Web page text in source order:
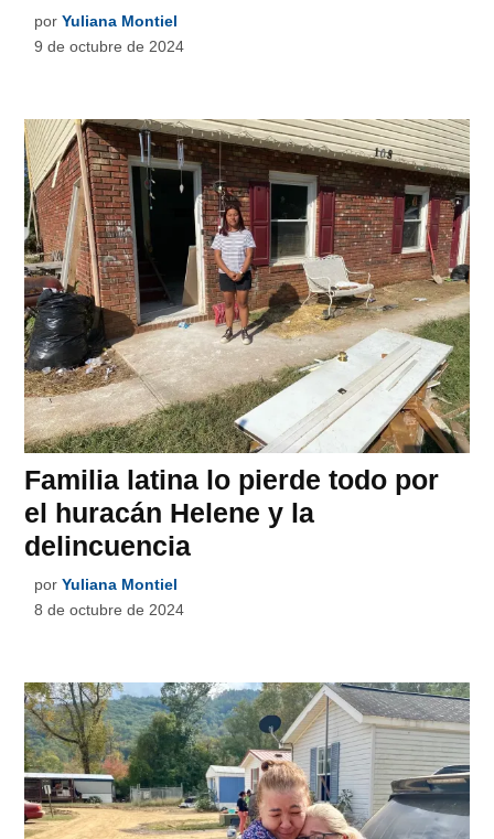
por Yuliana Montiel
9 de octubre de 2024
Familia latina lo pierde todo por
el huracán Helene y la
delincuencia
por Yuliana Montiel
8 de octubre de 2024